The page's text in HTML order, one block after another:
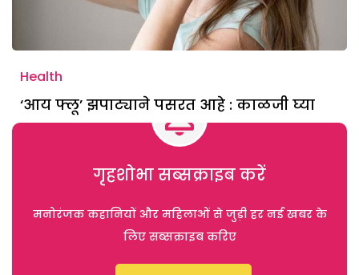
Health
‘आय फ्लू’ झपाट्याने पसरत आहे : काळजी घ्या
गृहशोभा सब्सक्राइब करें
मनोरंजक कहानियों और महिलाओं से जुड़ी हर नई खबर के
लिए सब्सक्राइब करिए